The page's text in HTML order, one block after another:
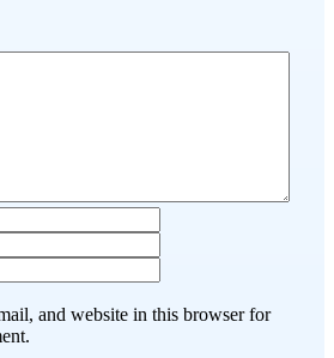
and website in this browser for